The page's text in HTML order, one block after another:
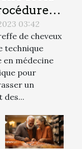
greffe de
03:42
de cheveux
technique
en médecine
pour
un
des...